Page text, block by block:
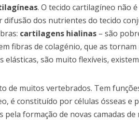
. O tecido cartilagíneo não
dos nutrientes do tecido
cartilagens hialinas – são
fibras de colagénio, que as
elásticas, são muito flexíveis,
de muitos vertebrados. Tem
é constituído por células ósseas e
pela formação de novas camadas de